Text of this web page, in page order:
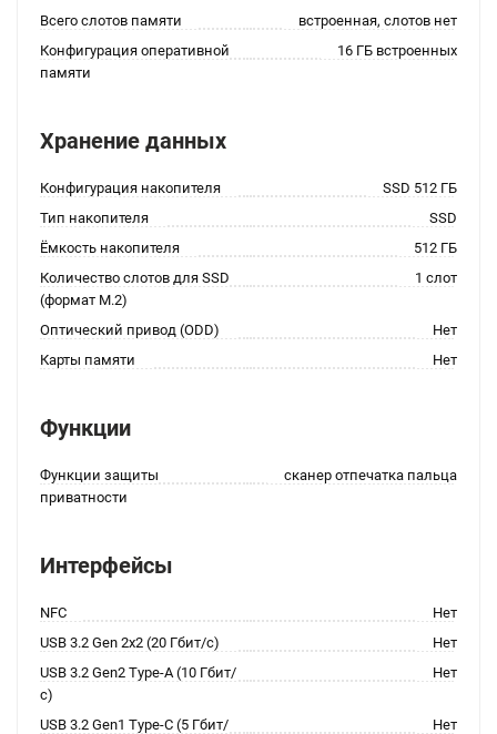
Всего слотов памяти
встроенная, слотов нет
Конфигурация оперативной
памяти
16 ГБ встроенных
Хранение данных
Конфигурация накопителя
SSD 512 ГБ
Тип накопителя
SSD
Ёмкость накопителя
512 ГБ
Количество слотов для SSD
(формат M.2)
1 слот
Оптический привод (ODD)
Нет
Карты памяти
Нет
Функции
Функции защиты
приватности
сканер отпечатка пальца
Интерфейсы
NFC
Нет
USB 3.2 Gen 2x2 (20 Гбит/с)
Нет
USB 3.2 Gen2 Type-A (10 Гбит/
с)
Нет
USB 3.2 Gen1 Type-C (5 Гбит/
Нет